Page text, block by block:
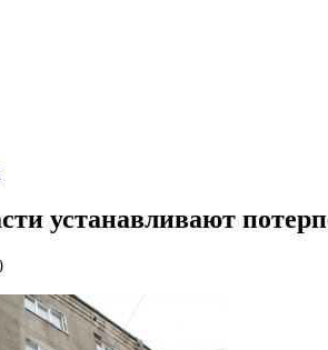
устанавливают